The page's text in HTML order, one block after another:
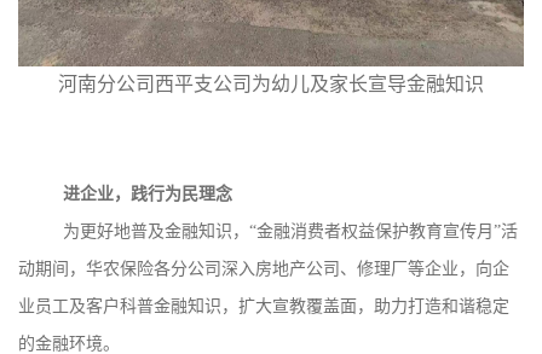
河南分公司西平支公司为幼儿及家长宣导金融知识
进企业，践行为民理念
为更好地普及金融知识，“金融消费者权益保护教育宣传月”活
动期间，华农保险各分公司深入房地产公司、修理厂等企业，向企
业员工及客户科普金融知识，扩大宣教覆盖面，助力打造和谐稳定
的金融环境。